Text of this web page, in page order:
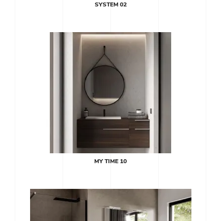
SYSTEM 02
MY TIME 10